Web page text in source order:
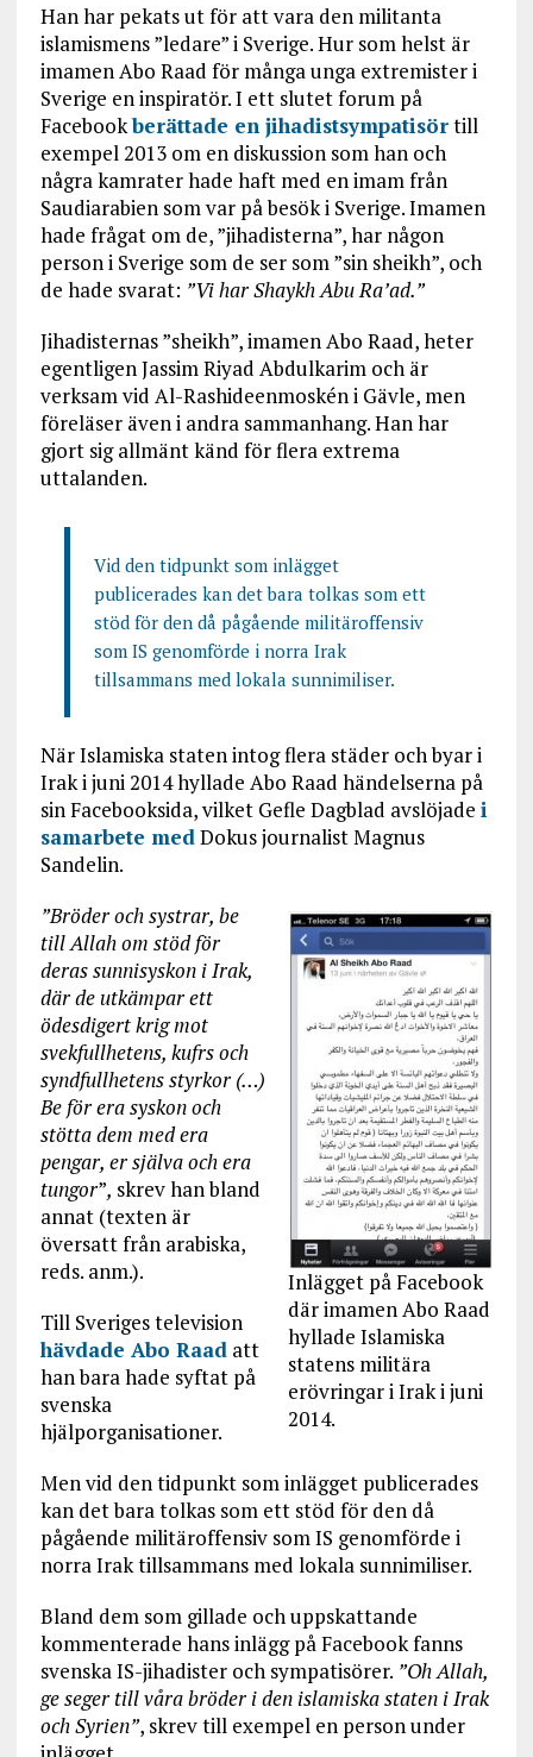
Han har pekats ut för att vara den militanta
islamismens ”ledare” i Sverige. Hur som helst är
imamen Abo Raad för många unga extremister i
Sverige en inspiratör. I ett slutet forum på
Facebookberättade en jihadistsympatisörtill
exempel 2013 om en diskussion som han och
några kamrater hade haft med en imam från
Saudiarabien som var på besök i Sverige. Imamen
hade frågat om de, ”jihadisterna”, har någon
person i Sverige som de ser som ”sin sheikh”, och
de hade svarat: ”Vi har Shaykh Abu Ra’ad.”
Jihadisternas ”sheikh”, imamen Abo Raad, heter
egentligen Jassim Riyad Abdulkarim och är
verksam vid Al-Rashideenmoskén i Gävle, men
föreläser även i andra sammanhang. Han har
gjort sig allmänt känd för flera extrema
uttalanden.
Vid den tidpunkt som inlägget
publicerades kan det bara tolkas som ett
stöd för den då pågående militäroffensiv
som IS genomförde i norra Irak
tillsammans med lokala sunnimiliser.
När Islamiska staten intog flera städer och byar i
Irak i juni 2014 hyllade Abo Raad händelserna på
sin Facebooksida, vilket Gefle Dagblad avslöjade i
samarbete medDokus journalist Magnus
Sandelin.
Inlägget på Facebook
där imamen Abo Raad
hyllade Islamiska
statens militära
erövringar i Irak i juni
2014.
”Bröder och systrar, be
till Allah om stöd för
deras sunnisyskon i Irak,
där de utkämpar ett
ödesdigert krig mot
svekfullhetens, kufrs och
syndfullhetens styrkor (…)
Be för era syskon och
stötta dem med era
pengar, er själva och era
tungor”, skrev han bland
annat (texten är
översatt från arabiska,
reds. anm.).
Till Sveriges television
hävdade Abo Raadatt
han bara hade syftat på
svenska
hjälporganisationer.
Men vid den tidpunkt som inlägget publicerades
kan det bara tolkas som ett stöd för den då
pågående militäroffensiv som IS genomförde i
norra Irak tillsammans med lokala sunnimiliser.
Bland dem som gillade och uppskattande
kommenterade hans inlägg på Facebook fanns
svenska IS-jihadister och sympatisörer. ”Oh Allah,
ge seger till våra bröder i den islamiska staten i Irak
och Syrien”, skrev till exempel en person under